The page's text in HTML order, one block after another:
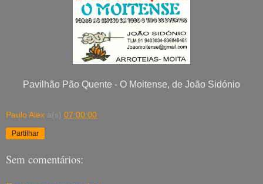
Pavilhão Pão Quente - O Moitense, de João Sidónio
Paulo Alex à(s) 07:00:00
Partilhar
Sem comentários: